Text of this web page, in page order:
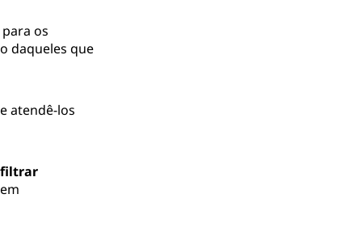
os
daqueles que
atendê-los
filtrar